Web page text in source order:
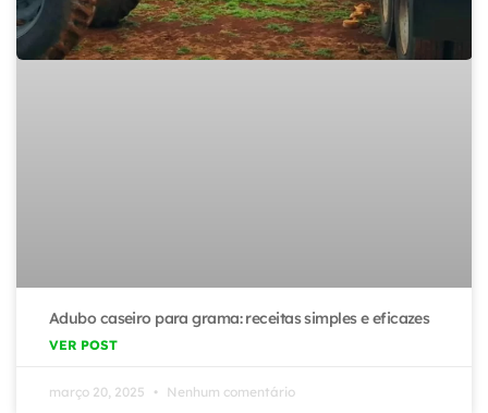
Adubo caseiro para grama: receitas simples e eficazes
VER POST
março 20, 2025 Nenhum comentário